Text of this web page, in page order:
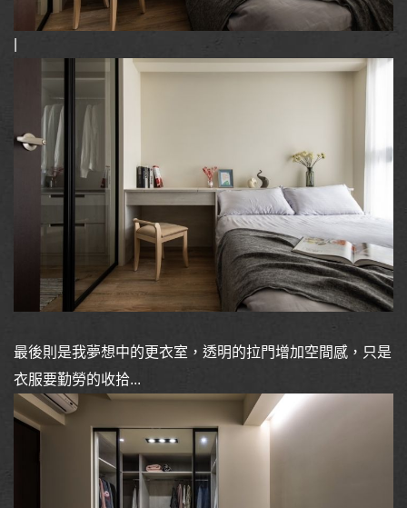
最後則是我夢想中的更衣室，透明的拉門增加空間感，只是
衣服要勤勞的收拾...